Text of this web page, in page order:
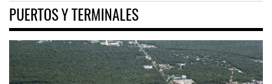
PUERTOS Y TERMINALES